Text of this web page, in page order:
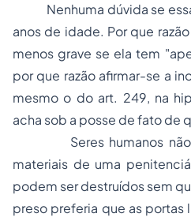
Nenhuma dúvida se essa
anos de idade. Por que
menos grave se ela tem
por que razão afirmar-se a
mesmo o do art. 249, na
acha sob a posse de fato de
Seres humanos não
materiais de uma
podem ser destruídos sem
preso preferia que as